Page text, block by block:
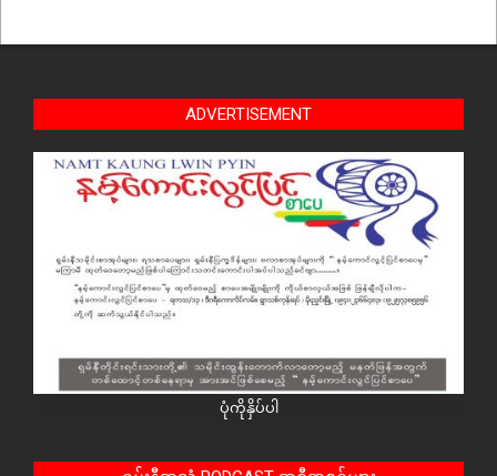
ADVERTISEMENT
ပုံကိုနှိပ်ပါ